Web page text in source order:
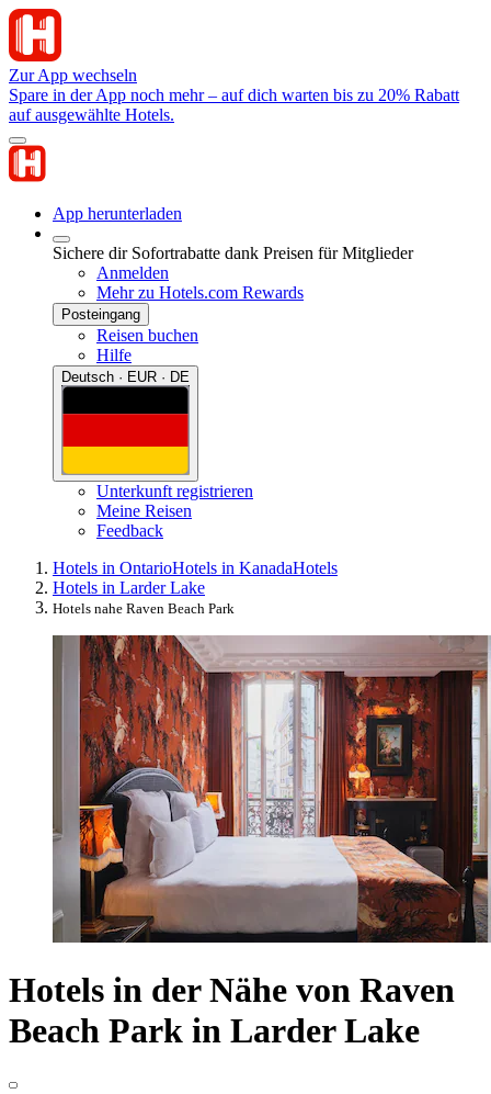
Zur App wechseln
Spare in der App noch mehr – auf dich warten bis zu 20% Rabatt
auf ausgewählte Hotels.
App herunterladen
Sichere dir Sofortrabatte dank Preisen für Mitglieder
Anmelden
Mehr zu Hotels.com Rewards
Posteingang
Reisen buchen
Hilfe
Deutsch · EUR · DE
Unterkunft registrieren
Meine Reisen
Feedback
Hotels in OntarioHotels in KanadaHotels
Hotels in Larder Lake
Hotels nahe Raven Beach Park
Hotels in der Nähe von Raven
Beach Park in Larder Lake